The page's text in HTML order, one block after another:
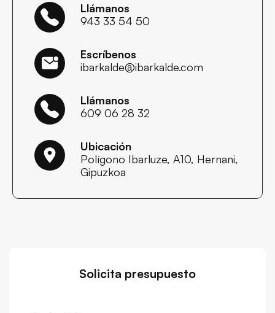
Llámanos
943 33 54 50
Escríbenos
ibarkalde@ibarkalde.com
Llámanos
609 06 28 32
Ubicación
Polígono Ibarluze, A10, Hernani,
Gipuzkoa
Solicita presupuesto